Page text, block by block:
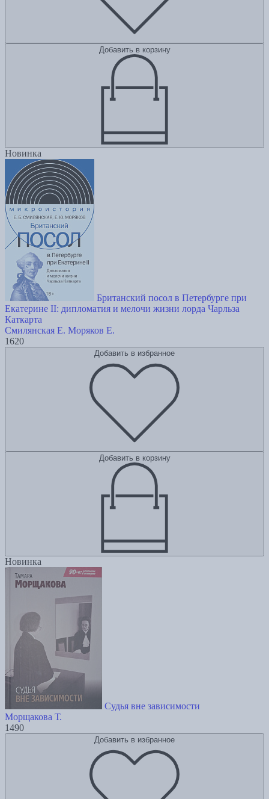
Добавить в корзину
Новинка
Британский посол в Петербурге при
Екатерине II: дипломатия и мелочи жизни лорда Чарльза
Каткарта
Смилянская Е. Моряков Е.
1620
Добавить в избранное
Добавить в корзину
Новинка
Судья вне зависимости
Морщакова Т.
1490
Добавить в избранное